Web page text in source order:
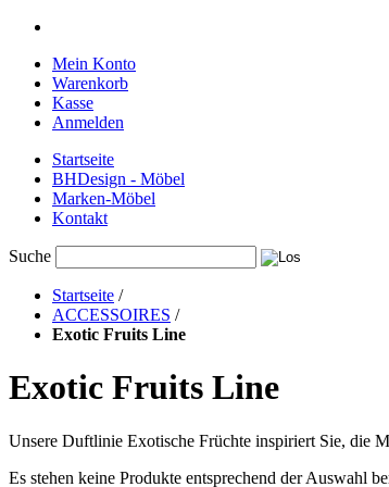
Mein Konto
Warenkorb
Kasse
Anmelden
Startseite
BHDesign - Möbel
Marken-Möbel
Kontakt
Suche
Startseite /
ACCESSOIRES /
Exotic Fruits Line
Exotic Fruits Line
Unsere Duftlinie Exotische Früchte inspiriert Sie, die
Es stehen keine Produkte entsprechend der Auswahl